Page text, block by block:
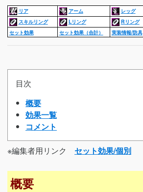
リア アーム レッグ
スキルリング
Lリング
Rリング
セット効果
セット効果（合計） 実装情報/防具
目次
概要
効果一覧
コメント
※編集者用リンク セット効果/個別
概要